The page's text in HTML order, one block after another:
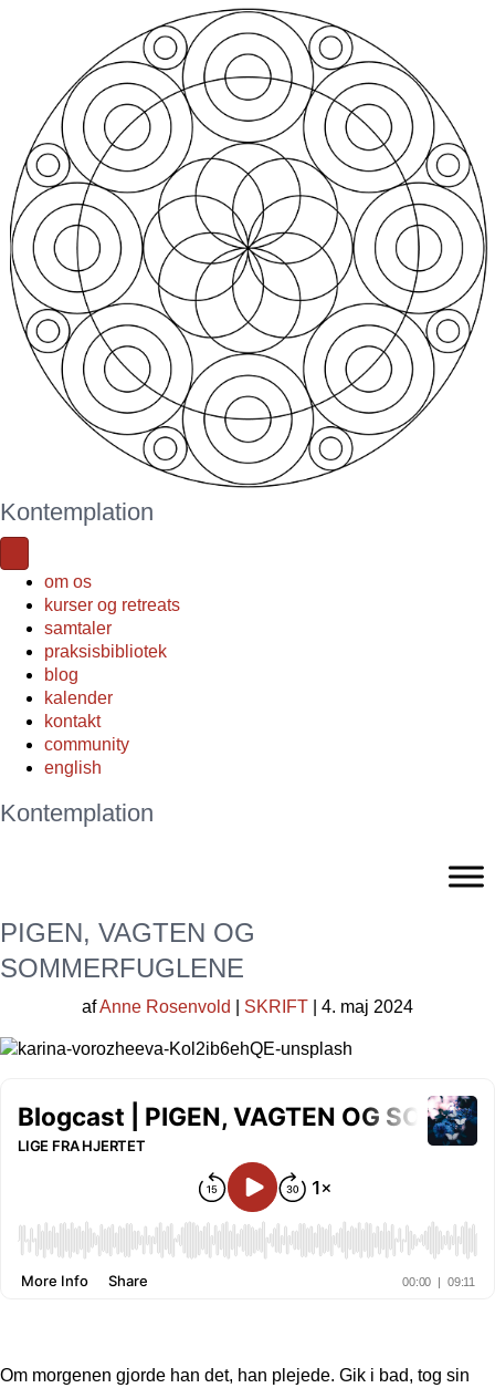
Kontemplation
om os
kurser og retreats
samtaler
praksisbibliotek
blog
kalender
kontakt
community
english
Kontemplation
PIGEN, VAGTEN OG
SOMMERFUGLENE
afAnne Rosenvold SKRIFT | 4. maj 2024
Om morgenen gjorde han det, han plejede. Gik i bad, tog sin